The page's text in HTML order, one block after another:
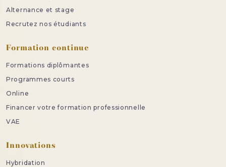
Alternance et stage
Recrutez nos étudiants
Formation continue
Formations diplômantes
Programmes courts
Online
Financer votre formation professionnelle
VAE
Innovations
Hybridation